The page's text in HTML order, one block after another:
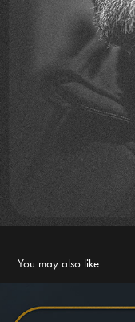
You may also like